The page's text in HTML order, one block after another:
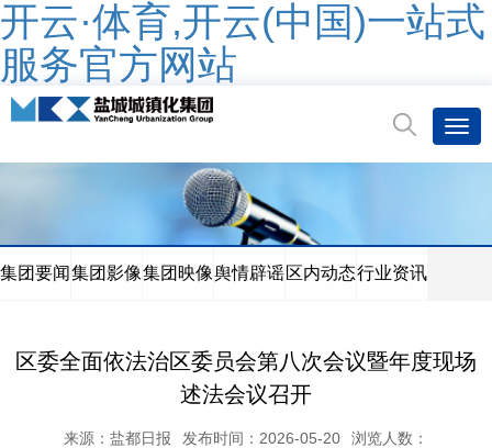
开云·体育,开云(中国)一站式
服务官方网站
集团要闻集团影像集团映像舆情辟谣区内动态行业资讯
区委全面依法治区委员会第八次会议暨年度现场
述法会议召开
来源：盐都日报 发布时间：2026-05-20 浏览人数：